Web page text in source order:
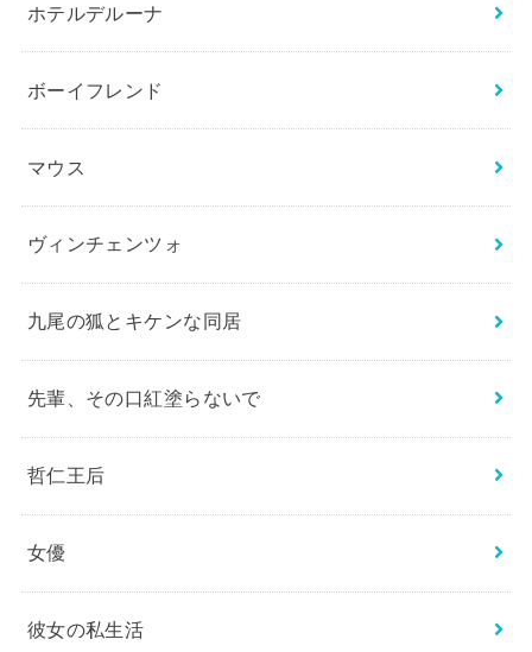
ホテルデルーナ
ボーイフレンド
マウス
ヴィンチェンツォ
九尾の狐とキケンな同居
先輩、その口紅塗らないで
哲仁王后
女優
彼女の私生活